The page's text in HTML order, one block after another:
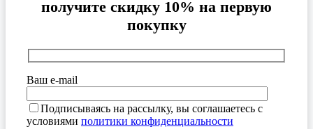
получите скидку 10% на первую
покупку
Ваш e-mail
Подписываясь на рассылку, вы соглашаетесь с
условиями политики конфиденциальности